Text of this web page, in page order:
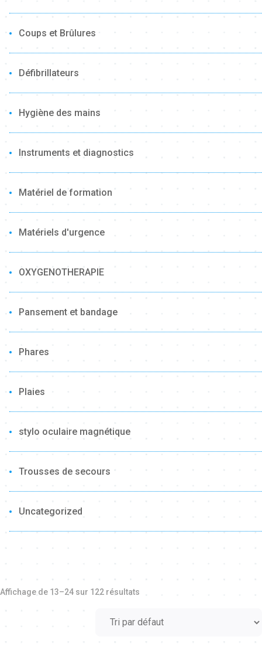
Coups et Brûlures
Défibrillateurs
Hygiène des mains
Instruments et diagnostics
Matériel de formation
Matériels d'urgence
OXYGENOTHERAPIE
Pansement et bandage
Phares
Plaies
stylo oculaire magnétique
Trousses de secours
Uncategorized
Affichage de 13–24 sur 122 résultats